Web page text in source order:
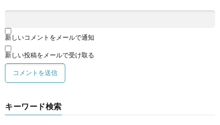
新しいコメントをメールで通知
新しい投稿をメールで受け取る
キーワード検索